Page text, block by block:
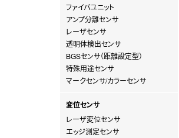
ファイバユニット
アンプ分離センサ
レーザセンサ
透明体検出センサ
BGSセンサ（距離設定型）
特殊用途センサ
マークセンサ/カラーセンサ
変位センサ
レーザ変位センサ
エッジ測定センサ